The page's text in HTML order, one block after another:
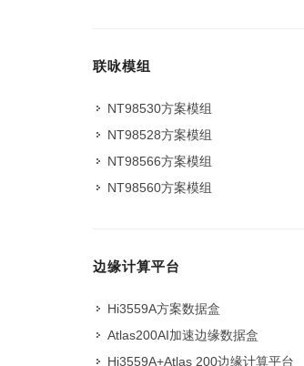
联咏模组
NT98530方案模组
NT98528方案模组
NT98566方案模组
NT98560方案模组
边缘计算平台
Hi3559A方案数据盒
Atlas200AI加速边缘数据盒
Hi3559A+Atlas 200边缘计算平台